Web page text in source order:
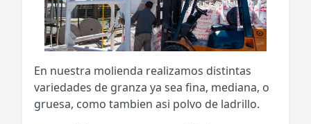
En nuestra molienda realizamos distintas
variedades de granza ya sea fina, mediana, o
gruesa, como tambien asi polvo de ladrillo.